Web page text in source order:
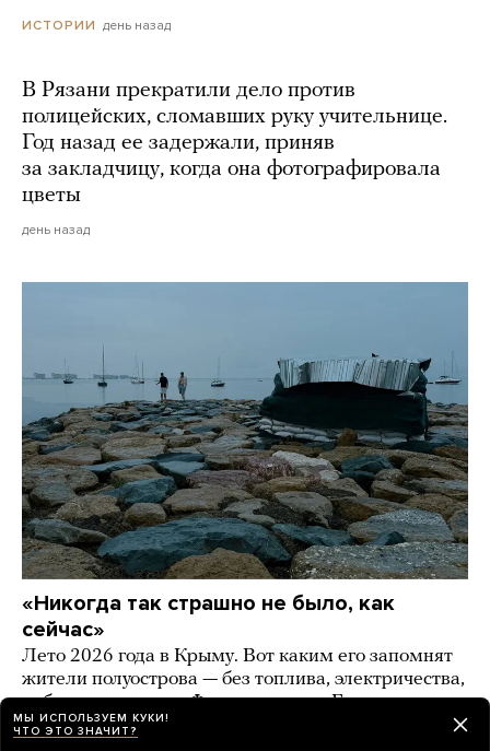
ИСТОРИИ день назад
В Рязани прекратили дело против
полицейских, сломавших руку учительнице.
Год назад ее задержали, приняв
за закладчицу, когда она фотографировала
цветы
день назад
«Никогда так страшно не было, как
сейчас»
Лето 2026 года в Крыму. Вот каким его запомнят
жители полуострова — без топлива, электричества,
работы и туристов. Фоторепортаж «Берега»
ИСТОРИИ 2 дня назад
МЫ ИСПОЛЬЗУЕМ КУКИ!
ЧТО ЭТО ЗНАЧИТ?